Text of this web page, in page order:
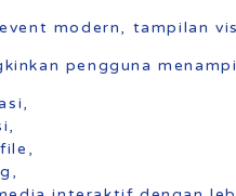
modern, tampilan
pengguna